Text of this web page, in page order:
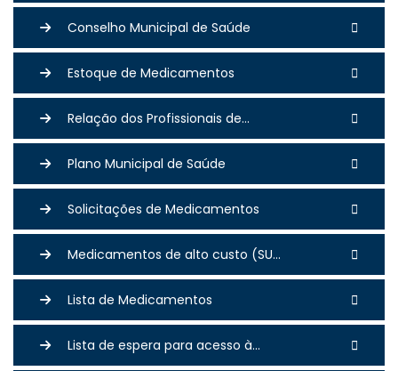
Conselho Municipal de Saúde
Estoque de Medicamentos
Relação dos Profissionais de...
Plano Municipal de Saúde
Solicitações de Medicamentos
Medicamentos de alto custo (SU...
Lista de Medicamentos
Lista de espera para acesso à...